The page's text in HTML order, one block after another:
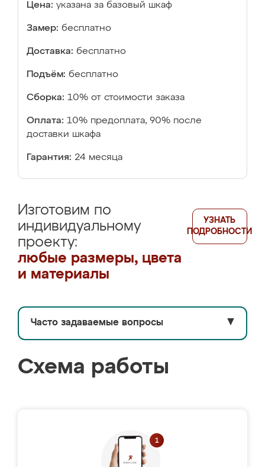
Цена: указана за базовый шкаф
Замер: бесплатно
Доставка: бесплатно
Подъём: бесплатно
Сборка: 10% от стоимости заказа
Оплата: 10% предоплата, 90% после
доставки шкафа
Гарантия: 24 месяца
Изготовим по
индивидуальному
проекту:
любые размеры, цвета
и материалы
УЗНАТЬ
ПОДРОБНОСТИ
Часто задаваемые вопросы ▼
Схема работы